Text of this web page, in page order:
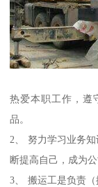
热爱本职工作，遵
品。
2、 努力学习业务
断提高自己，成为公
3、 搬运工是负责